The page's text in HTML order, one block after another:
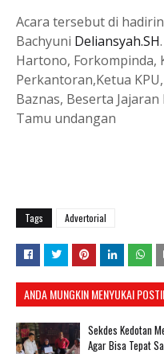
Acara tersebut di
Bachyuni Deliansyah.SH
Hartono, Forkompinda,
Perkantoran,Ketua
Baznas, Beserta
Tamu undangan
Tags Advertorial
ANDA MUNGKIN MENYUKAI
Sekdes Kedotan
Agar Bisa Tepat